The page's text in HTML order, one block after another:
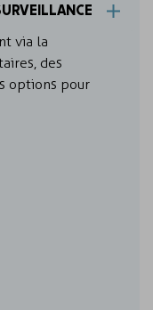
via la
des
options pour